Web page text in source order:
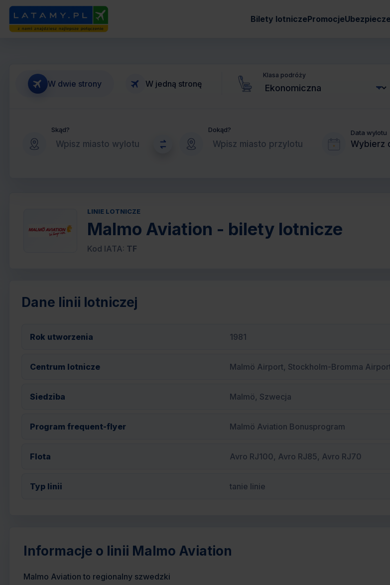
Bilety lotniczePromocje
W dwie strony W jedną stronę
Klasa podróży
Skąd? Dokąd? Data wylotu
Wybierz
LINIE LOTNICZE
Malmo Aviation - bilety lotnicze
Kod IATA: TF
Dane linii lotniczej
Rok utworzenia 1981
Centrum lotnicze Malmö Airport, Stockholm-Bromma
Siedziba Malmö, Szwecja
Program frequent-flyer Malmö Aviation Bonusprogram
Flota Avro RJ100, Avro RJ85, Avro RJ70
Typ linii tanie linie
Informacje o linii Malmo Aviation
Malmo Aviation to regionalny szwedzki